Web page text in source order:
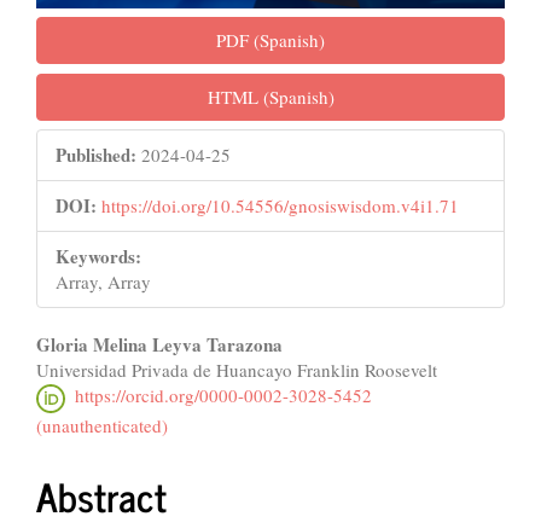
PDF (Spanish)
HTML (Spanish)
Published: 2024-04-25
DOI: https://doi.org/10.54556/gnosiswisdom.v4i1.71
Keywords:
Array, Array
Main
Article
Content
Gloria Melina Leyva Tarazona
Universidad Privada de Huancayo Franklin Roosevelt
https://orcid.org/0000-0002-3028-5452
(unauthenticated)
Abstract